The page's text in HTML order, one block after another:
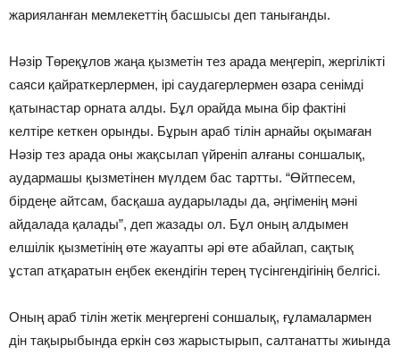
жарияланған мемлекеттің басшысы деп танығанды.
Нәзір Төреқұлов жаңа қызметін тез арада меңгеріп, жергілікті
саяси қайраткерлермен, ірі саудагерлермен өзара сенімді
қатынастар орната алды. Бұл орайда мына бір фактіні
келтіре кеткен орынды. Бұрын араб тілін арнайы оқымаған
Нәзір тез арада оны жақсылап үйреніп алғаны соншалық,
аудармашы қызметінен мүлдем бас тартты. “Өйтпесем,
бірдеңе айтсам, басқаша аударылады да, әңгіменің мәні
айдалада қалады”, деп жазады ол. Бұл оның алдымен
елшілік қызметінің өте жауапты әрі өте абайлап, сақтық
ұстап атқаратын еңбек екендігін терең түсінгендігінің белгісі.
Оның араб тілін жетік меңгергені соншалық, ғұламалармен
дін тақырыбында еркін сөз жарыстырып, салтанатты жиында